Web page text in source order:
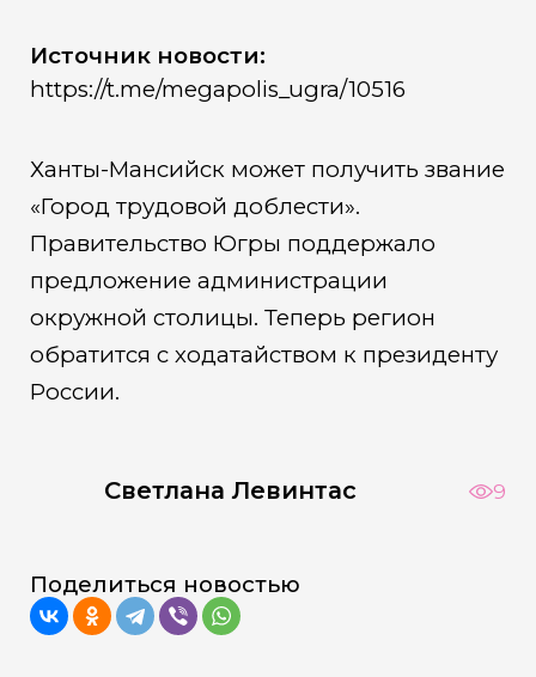
Источник новости:
https://t.me/megapolis_ugra/10516
Ханты-Мансийск может получить звание
«Город трудовой доблести».
Правительство Югры поддержало
предложение администрации
окружной столицы. Теперь регион
обратится с ходатайством к президенту
России.
Светлана Левинтас 9
Поделиться новостью